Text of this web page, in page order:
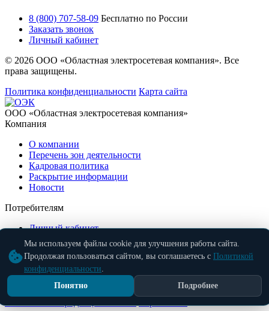
8 (800) 707-58-09 Бесплатно по России
Заказать звонок
Личный кабинет
© 2026 ООО «Областная электросетевая компания». Все
права защищены.
Политика конфиденциальности Карта сайта
ООО «Областная электросетевая компания»
Компания
О компании
Перечень зон деятельности
Кадровая политика
Раскрытие информации
Новости
Потребителям
Личный кабинет
Заказать звонок
Контакты
Бесплатно по России 8 (800) 707-58-09
© 2026 ООО «Областная электросетевая компания». Все
права защищены.
Мы используем файлы cookie для улучшения работы сайта.
Продолжая пользоваться сайтом, вы соглашаетесь с Политикой
конфиденциальности.
Понятно
Подробнее